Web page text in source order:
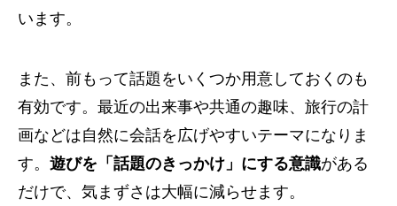
います。
また、前もって話題をいくつか用意しておくのも
有効です。最近の出来事や共通の趣味、旅行の計
画などは自然に会話を広げやすいテーマになりま
す。 遊びを「話題のきっかけ」にする意識がある
だけで、気まずさは大幅に減らせます。